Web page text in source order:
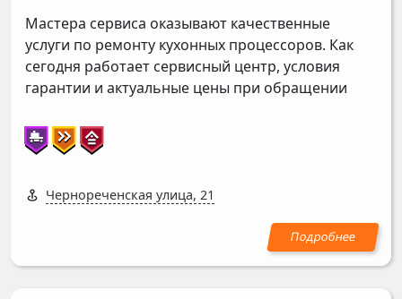
Мастера сервиса оказывают качественные
услуги по ремонту кухонных процессоров. Как
сегодня работает сервисный центр, условия
гарантии и актуальные цены при обращении
Чернореченская улица, 21